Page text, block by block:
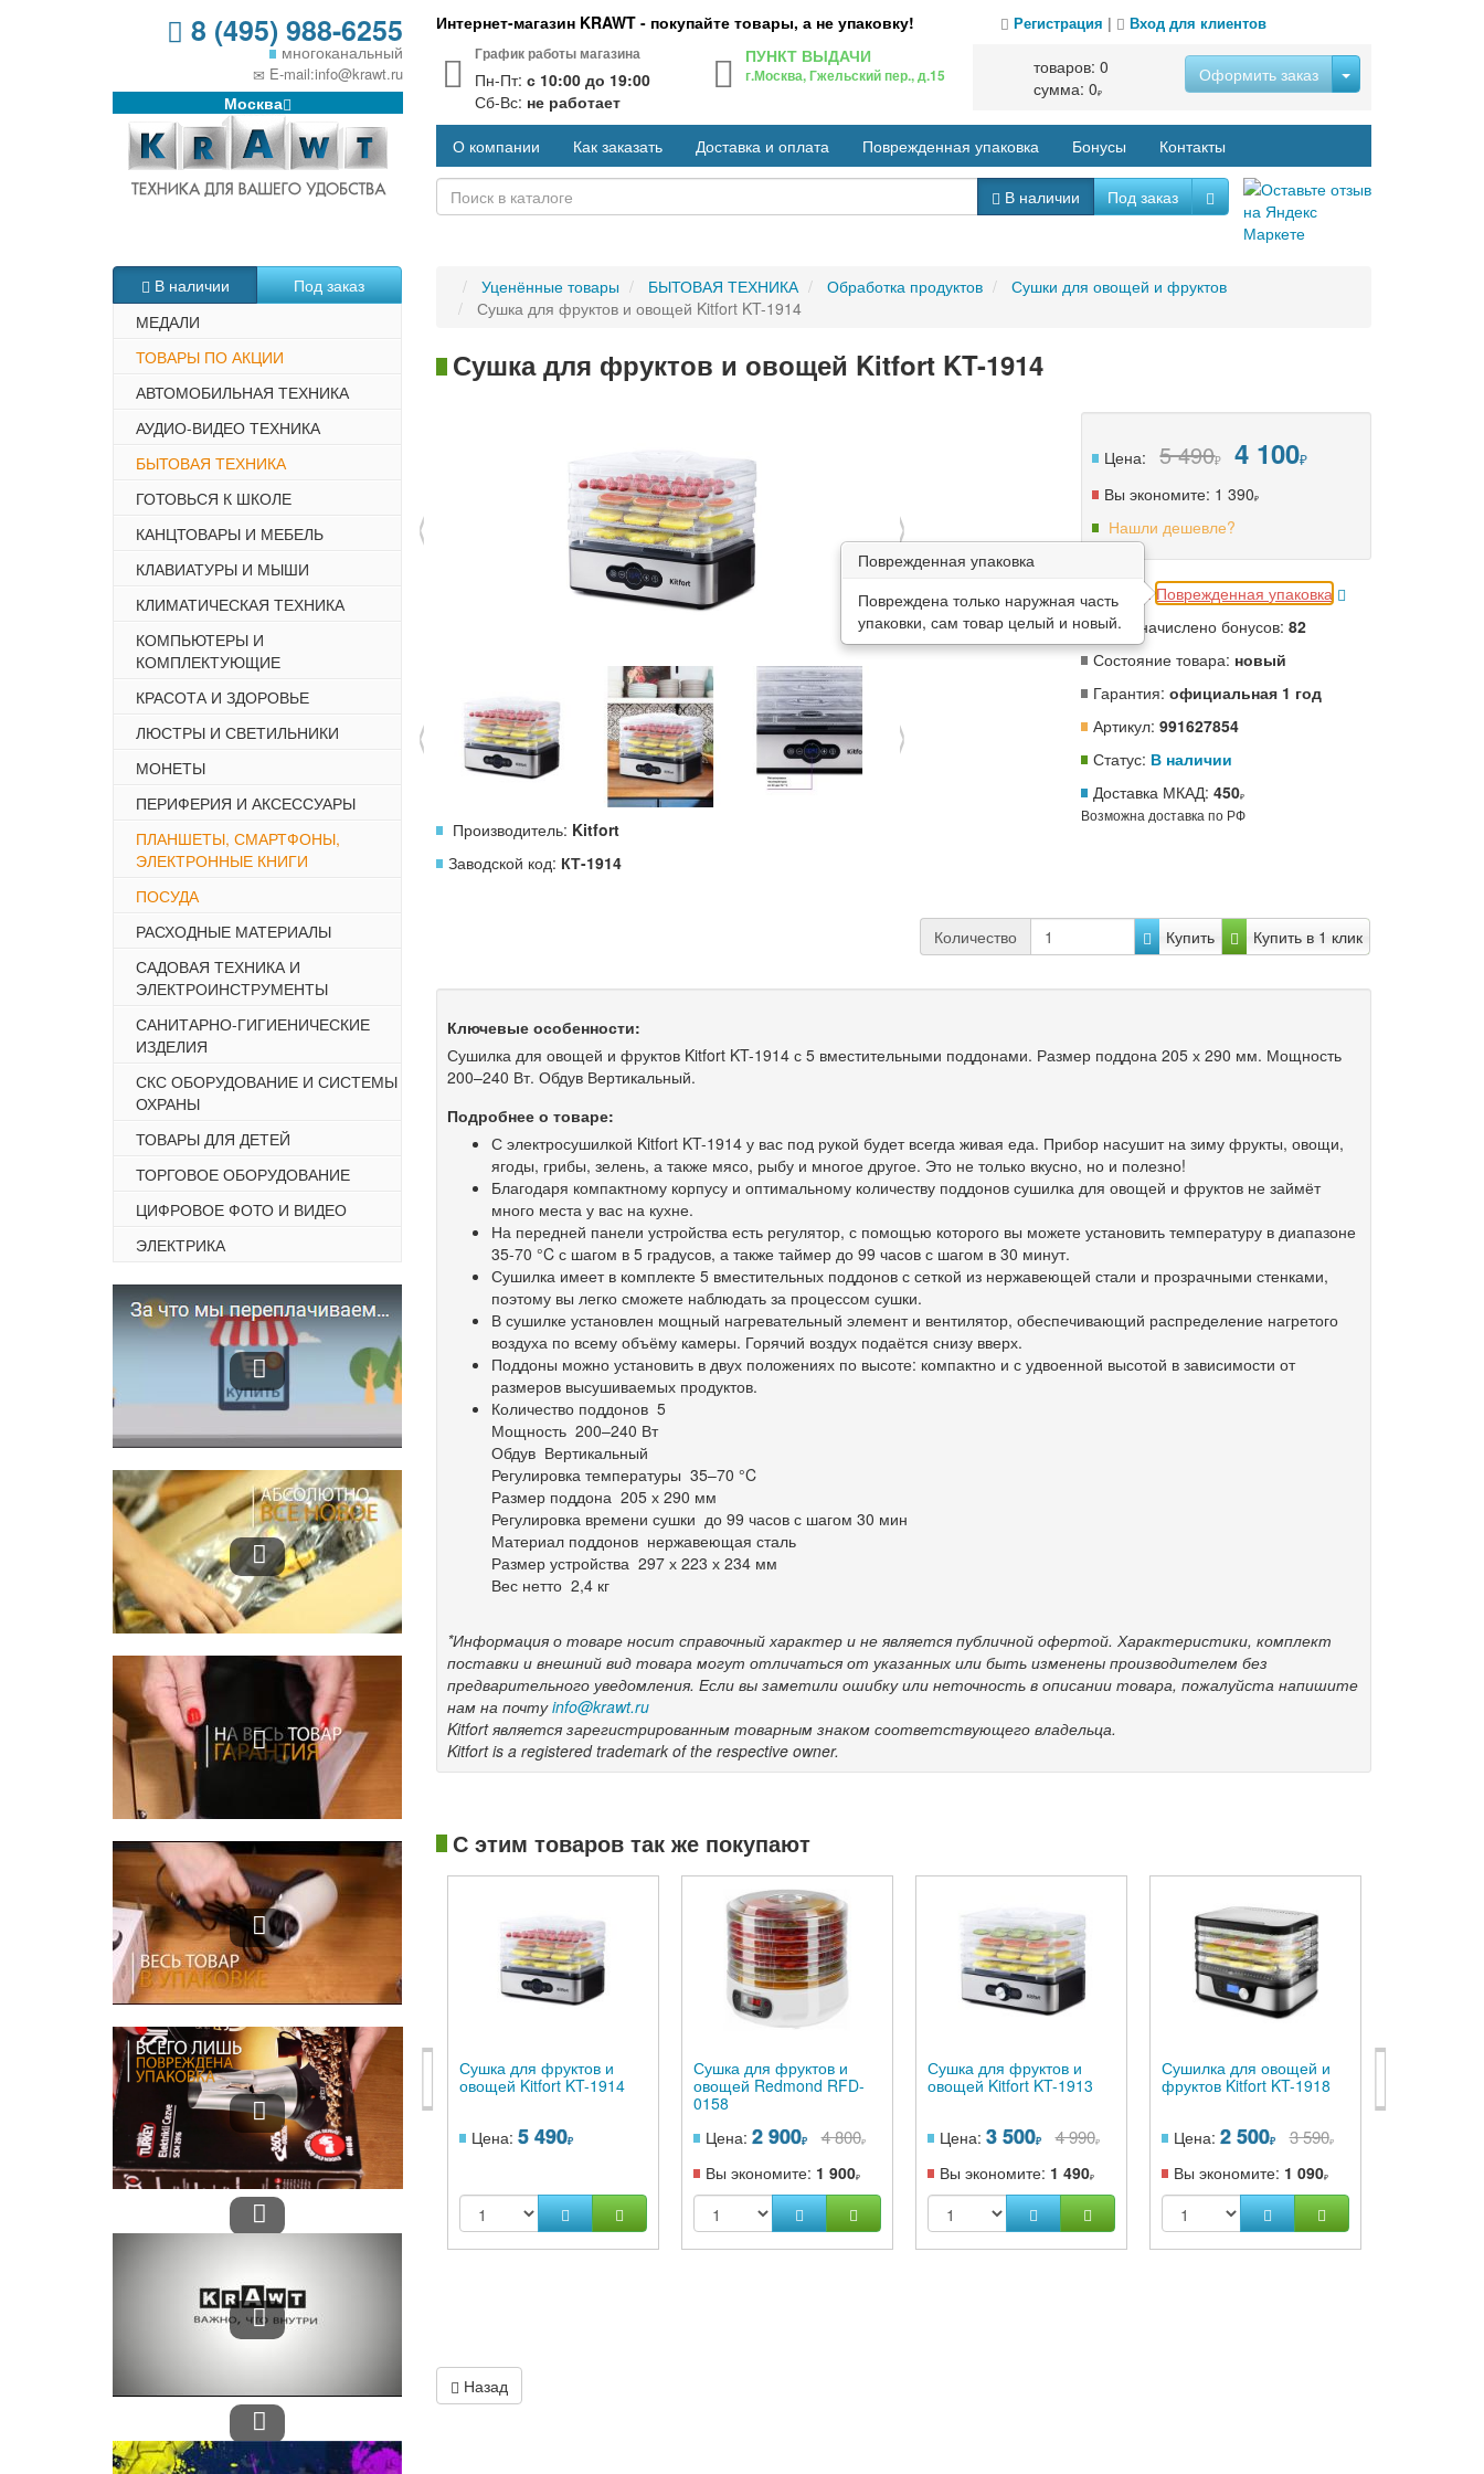
8 (495) 988-6255
многоканальный
E-mail:info@krawt.ru
Москва
Интернет-магазин KRAWT - покупайте товары, а не упаковку! Регистрация | Вход для клиентов
График работы магазина
Пн-Пт: с 10:00 до 19:00
Сб-Вс: не работает
ПУНКТ ВЫДАЧИ
г.Москва, Гжельский пер., д.15 товаров: 0
сумма: 0
Оформить заказ
О компании Как заказать Доставка и оплата Поврежденная упаковка Бонусы Контакты
В наличии Под заказ
В наличии
Под заказ
МЕДАЛИ
ТОВАРЫ ПО АКЦИИ
АВТОМОБИЛЬНАЯ ТЕХНИКА
АУДИО-ВИДЕО ТЕХНИКА
БЫТОВАЯ ТЕХНИКА
ГОТОВЬСЯ К ШКОЛЕ
КАНЦТОВАРЫ И МЕБЕЛЬ
КЛАВИАТУРЫ И МЫШИ
КЛИМАТИЧЕСКАЯ ТЕХНИКА
КОМПЬЮТЕРЫ И
КОМПЛЕКТУЮЩИЕ
КРАСОТА И ЗДОРОВЬЕ
ЛЮСТРЫ И СВЕТИЛЬНИКИ
МОНЕТЫ
ПЕРИФЕРИЯ И АКСЕССУАРЫ
ПЛАНШЕТЫ, СМАРТФОНЫ,
ЭЛЕКТРОННЫЕ КНИГИ
ПОСУДА
РАСХОДНЫЕ МАТЕРИАЛЫ
САДОВАЯ ТЕХНИКА И
ЭЛЕКТРОИНСТРУМЕНТЫ
САНИТАРНО-ГИГИЕНИЧЕСКИЕ
ИЗДЕЛИЯ
СКС ОБОРУДОВАНИЕ И СИСТЕМЫ
ОХРАНЫ
ТОВАРЫ ДЛЯ ДЕТЕЙ
ТОРГОВОЕ ОБОРУДОВАНИЕ
ЦИФРОВОЕ ФОТО И ВИДЕО
ЭЛЕКТРИКА
Уценённые товары БЫТОВАЯ ТЕХНИКА Обработка продуктов
Сушки для овощей и фруктов
Сушка для фруктов и овощей Kitfort KT-1914
Сушка для фруктов и овощей Kitfort KT-1914
‹
›
‹
›
Производитель: Kitfort
Заводской код: КТ-1914
Цена: 5 490 4 100
Вы экономите: 1 390
Нашли дешевле?
Дефект: Поврежденная упаковка
Поврежденная упаковка
Повреждена только наружная часть
упаковки, сам товар целый и новый.Будет начислено бонусов:82
Состояние товара: новый
Гарантия:официальная 1 год
Артикул:991627854
Статус: В наличии
Доставка МКАД:450
Возможна доставка по РФ
Количество Купить Купить в 1 клик
Ключевые особенности:
Сушилка для овощей и фруктов Kitfort KT-1914 с 5 вместительными поддонами. Размер поддона 205 х 290 мм. Мощность
200–240 Вт. Обдув Вертикальный.
Подробнее о товаре:
С электросушилкой Kitfort KT-1914 у вас под рукой будет всегда живая еда. Прибор насушит на зиму фрукты, овощи,
ягоды, грибы, зелень, а также мясо, рыбу и многое другое. Это не только вкусно, но и полезно!
Благодаря компактному корпусу и оптимальному количеству поддонов сушилка для овощей и фруктов не займёт
много места у вас на кухне.
На передней панели устройства есть регулятор, с помощью которого вы можете установить температуру в диапазоне
35-70 °C с шагом в 5 градусов, а также таймер до 99 часов с шагом в 30 минут.
Сушилка имеет в комплекте 5 вместительных поддонов с сеткой из нержавеющей стали и прозрачными стенками,
поэтому вы легко сможете наблюдать за процессом сушки.
В сушилке установлен мощный нагревательный элемент и вентилятор, обеспечивающий распределение нагретого
воздуха по всему объёму камеры. Горячий воздух подаётся снизу вверх.
Поддоны можно установить в двух положениях по высоте: компактно и с удвоенной высотой в зависимости от
размеров высушиваемых продуктов.
Количество поддонов 5
Мощность 200–240 Вт
Обдув Вертикальный
Регулировка температуры 35–70 °C
Размер поддона 205 х 290 мм
Регулировка времени сушки до 99 часов с шагом 30 мин
Материал поддонов нержавеющая сталь
Размер устройства 297 х 223 х 234 мм
Вес нетто 2,4 кг
*Информация о товаре носит справочный характер и не является публичной офертой. Характеристики, комплект
поставки и внешний вид товара могут отличаться от указанных или быть изменены производителем без
предварительного уведомления. Если вы заметили ошибку или неточность в описании товара, пожалуйста напишите
нам на почтуinfo@krawt.ru
Kitfort является зарегистрированным товарным знаком соответствующего владельца.
Kitfort is a registered trademark of the respective owner.
С этим товаров так же покупают
Сушка для фруктов и
овощей Kitfort KT-1914
Цена: 5 490
Сушка для фруктов и
овощей Redmond RFD-
0158
Цена: 2 900 4 800
Вы экономите: 1 900
Сушка для фруктов и
овощей Kitfort KT-1913
Цена: 3 500 4 990
Вы экономите: 1 490
Сушилка для овощей и
фруктов Kitfort KT-1918
Цена: 2 500 3 590
Вы экономите: 1 090
Назад